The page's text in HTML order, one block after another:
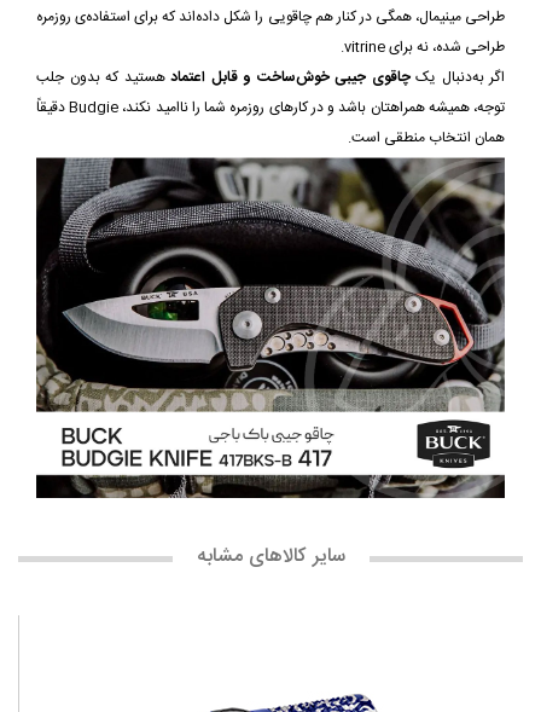
طراحی مینیمال، همگی در کنار هم چاقویی را شکل داده‌اند که برای استفاده‌ی روزمره
طراحی شده، نه برای vitrine.
اگر به‌دنبال یکچاقوی جیبی خوش‌ساخت و قابل اعتماد هستید که بدون جلب
توجه، همیشه همراهتان باشد و در کارهای روزمره شما را ناامید نکند، Budgie دقیقاً
همان انتخاب منطقی است.
سایر کالاهای مشابه